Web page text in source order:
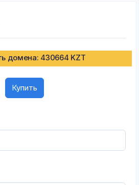
домена: 430664 KZT
Купить